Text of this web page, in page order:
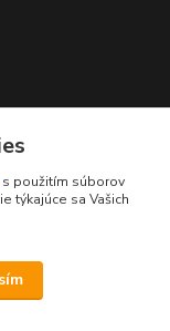
s použitím súborov
týkajúce sa Vašich